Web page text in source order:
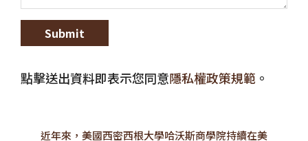
點擊送出資料即表示您同意隱私權政策規範 。
近年來，美國西密西根大學哈沃斯商學院持續在美